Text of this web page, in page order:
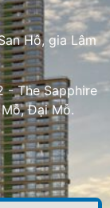
Hô, gia Lâm
- The Sapphire
Đại Mỗ.